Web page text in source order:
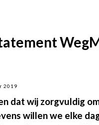
2019
dat wij zorgvuldig
willen we elke